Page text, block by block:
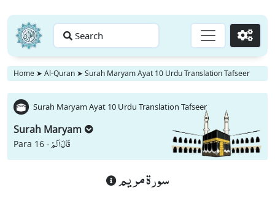
Search Go
Home ➤ Al-Quran ➤ Surah Maryam Ayat 10 Urdu Translation Tafseer
Surah Maryam Ayat 10 Urdu Translation Tafseer
Surah Maryam
Para 16 -قَالَ اَلَمْ
سورة مريم